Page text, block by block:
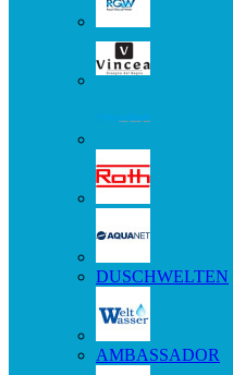
DUSCHWELTEN
AMBASSADOR